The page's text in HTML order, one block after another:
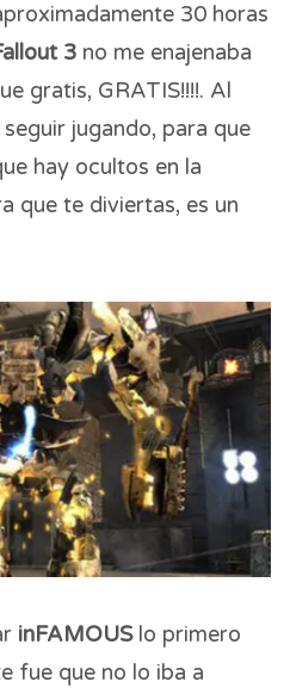
30 horas
3 no me enajenaba
gratis, GRATIS!!!!. Al
jugando, para que
hay ocultos en la
que te diviertas, es un
inFAMOUS lo primero
fue que no lo iba a